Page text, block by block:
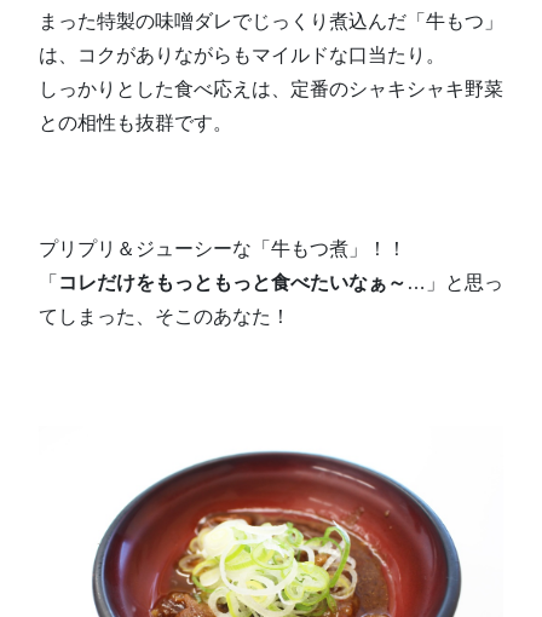
まった特製の味噌ダレでじっくり煮込んだ「牛もつ」
は、コクがありながらもマイルドな口当たり。
しっかりとした食べ応えは、定番のシャキシャキ野菜
との相性も抜群です。
プリプリ＆ジューシーな「牛もつ煮」！！
「 コレだけをもっともっと食べたいなぁ～ …」と思っ
てしまった、そこのあなた！